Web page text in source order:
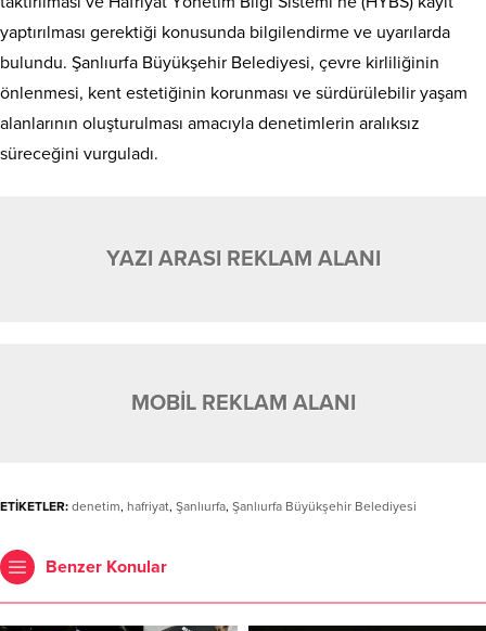
yaptırılması gerektiği konusunda bilgilendirme ve uyarılarda
bulundu. Şanlıurfa Büyükşehir Belediyesi, çevre kirliliğinin
önlenmesi, kent estetiğinin korunması ve sürdürülebilir yaşam
alanlarının oluşturulması amacıyla denetimlerin aralıksız
süreceğini vurguladı.
YAZI ARASI REKLAM ALANI
MOBİL REKLAM ALANI
ETİKETLER: denetim, hafriyat, Şanlıurfa, Şanlıurfa Büyükşehir Belediyesi
Benzer Konular